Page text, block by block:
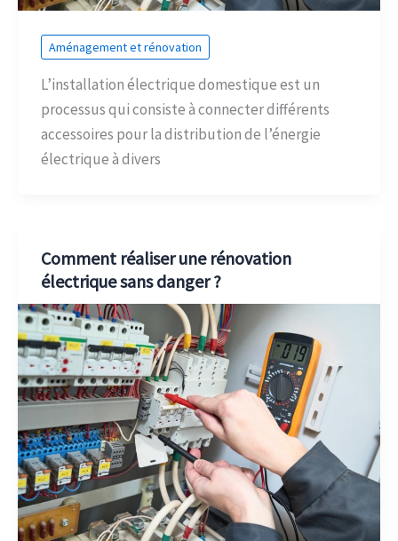
Aménagement et rénovation
L’installation électrique domestique est un
processus qui consiste à connecter différents
accessoires pour la distribution de l’énergie
électrique à divers
Comment réaliser une rénovation
électrique sans danger ?